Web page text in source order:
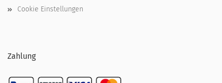
Cookie Einstellungen
Zahlung